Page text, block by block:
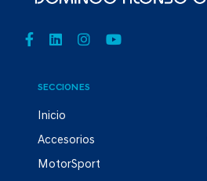
SECCIONES
Inicio
Accesorios
MotorSport